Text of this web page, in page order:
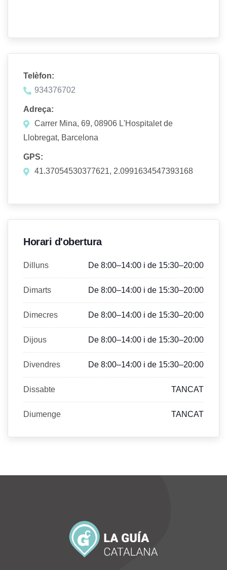
Telèfon:
934376702
Adreça:
Carrer Mina, 69, 08906 L'Hospitalet de
Llobregat, Barcelona
GPS:
41.37054530377621, 2.0991634547393168
Horari d'obertura
Dilluns De 8:00–14:00 i de 15:30–20:00
Dimarts De 8:00–14:00 i de 15:30–20:00
Dimecres De 8:00–14:00 i de 15:30–20:00
Dijous De 8:00–14:00 i de 15:30–20:00
Divendres De 8:00–14:00 i de 15:30–20:00
Dissabte TANCAT
Diumenge TANCAT